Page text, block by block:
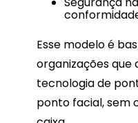
Esse modelo é
organizações
tecnologia de
ponto facial, sem